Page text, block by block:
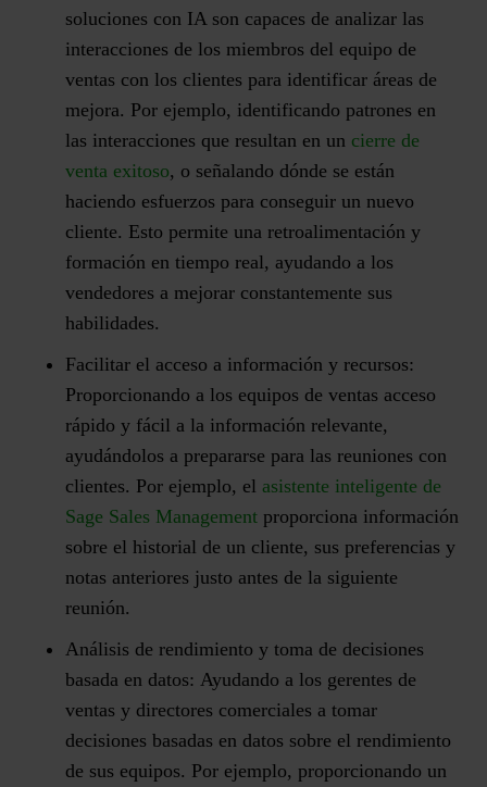
soluciones con IA son capaces de analizar las
interacciones de los miembros del equipo de
ventas con los clientes para identificar áreas de
mejora. Por ejemplo, identificando patrones en
las interacciones que resultan en un cierre de
venta exitoso, o señalando dónde se están
haciendo esfuerzos para conseguir un nuevo
cliente. Esto permite una retroalimentación y
formación en tiempo real, ayudando a los
vendedores a mejorar constantemente sus
habilidades.
Facilitar el acceso a información y recursos:
Proporcionando a los equipos de ventas acceso
rápido y fácil a la información relevante,
ayudándolos a prepararse para las reuniones con
clientes. Por ejemplo, el asistente inteligente de
Sage Sales Management proporciona información
sobre el historial de un cliente, sus preferencias y
notas anteriores justo antes de la siguiente
reunión.
Análisis de rendimiento y toma de decisiones
basada en datos: Ayudando a los gerentes de
ventas y directores comerciales a tomar
decisiones basadas en datos sobre el rendimiento
de sus equipos. Por ejemplo, proporcionando un